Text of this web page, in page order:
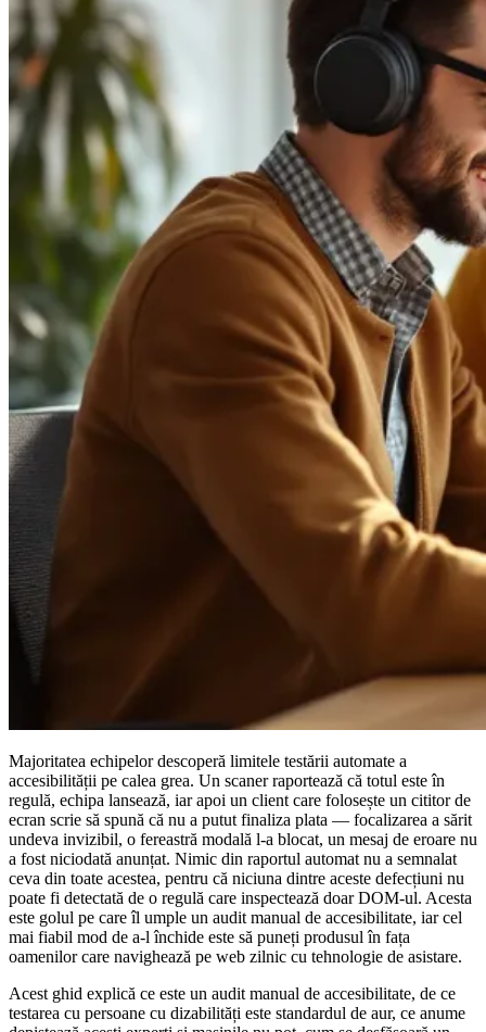
Majoritatea echipelor descoperă limitele testării automate a
accesibilității pe calea grea. Un scaner raportează că totul este în
regulă, echipa lansează, iar apoi un client care folosește un cititor de
ecran scrie să spună că nu a putut finaliza plata — focalizarea a sărit
undeva invizibil, o fereastră modală l-a blocat, un mesaj de eroare nu
a fost niciodată anunțat. Nimic din raportul automat nu a semnalat
ceva din toate acestea, pentru că niciuna dintre aceste defecțiuni nu
poate fi detectată de o regulă care inspectează doar DOM-ul. Acesta
este golul pe care îl umple un audit manual de accesibilitate, iar cel
mai fiabil mod de a-l închide este să puneți produsul în fața
oamenilor care navighează pe web zilnic cu tehnologie de asistare.
Acest ghid explică ce este un audit manual de accesibilitate, de ce
testarea cu persoane cu dizabilități este standardul de aur, ce anume